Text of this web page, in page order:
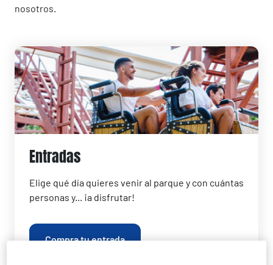
nosotros.
Entradas
Elige qué día quieres venir al parque y con cuántas
personas y... ¡a disfrutar!
Compra tu entrada